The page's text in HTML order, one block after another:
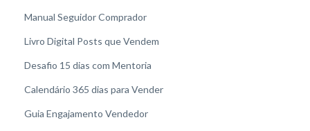
Manual Seguidor Comprador
Livro Digital Posts que Vendem
Desafio 15 dias com Mentoria
Calendário 365 dias para Vender
Guia Engajamento Vendedor